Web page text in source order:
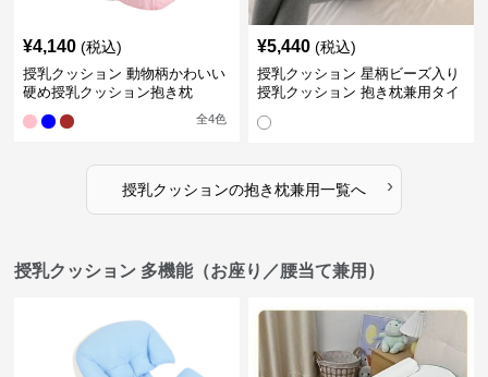
¥4,140 (税込)
授乳クッション 動物柄かわいい
硬め授乳クッション抱き枕
全4色
¥5,440 (税込)
授乳クッション 星柄ビーズ入り
授乳クッション 抱き枕兼用タイ
授乳クッションの抱き枕兼用一覧へ ›
授乳クッション 多機能（お座り／腰当て兼用）